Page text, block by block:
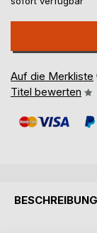
Auf die Merkliste
Titel bewerten
BESCHREIBUNG